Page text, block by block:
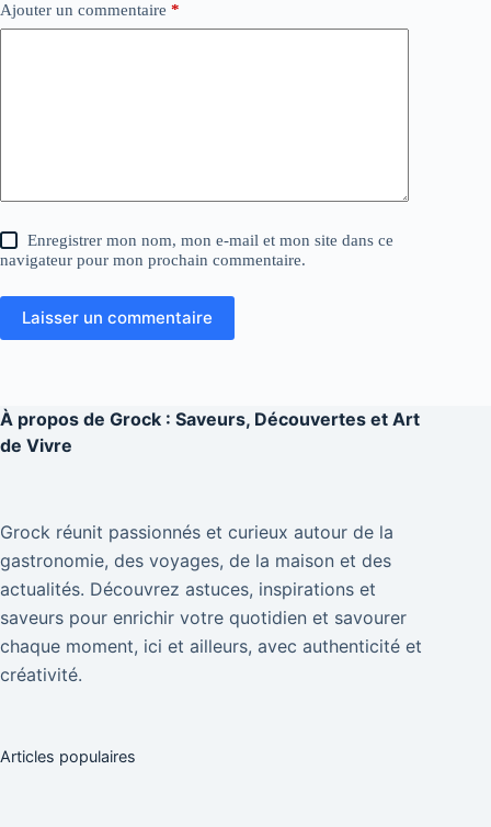
Ajouter un commentaire *
Enregistrer mon nom, mon e-mail et mon site dans ce
navigateur pour mon prochain commentaire.
Laisser un commentaire
À propos de Grock : Saveurs, Découvertes et Art
de Vivre
Grock réunit passionnés et curieux autour de la
gastronomie, des voyages, de la maison et des
actualités. Découvrez astuces, inspirations et
saveurs pour enrichir votre quotidien et savourer
chaque moment, ici et ailleurs, avec authenticité et
créativité.
Articles populaires